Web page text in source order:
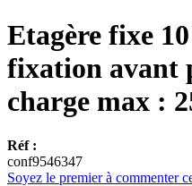
Etagère fixe
fixation avant
charge max :
Réf :
conf9546347
Soyez le premier à commenter